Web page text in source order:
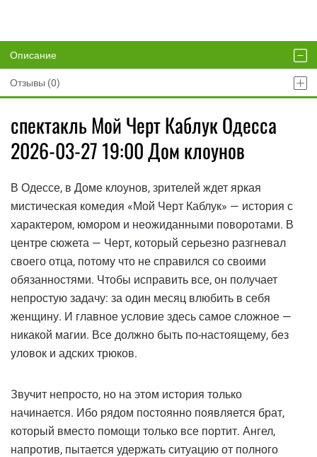
Описание
Отзывы (0)
спектакль Мой Черт Каблук Одесса
2026-03-27 19:00 Дом клоунов
В Одессе, в Доме клоунов, зрителей ждет яркая
мистическая комедия «Мой Черт Каблук» — история с
характером, юмором и неожиданными поворотами. В
центре сюжета — Черт, который серьезно разгневал
своего отца, потому что не справился со своими
обязанностями. Чтобы исправить все, он получает
непростую задачу: за один месяц влюбить в себя
женщину. И главное условие здесь самое сложное —
никакой магии. Все должно быть по-настоящему, без
уловок и адских трюков.
Звучит непросто, но на этом история только
начинается. Ибо рядом постоянно появляется брат,
который вместо помощи только все портит. Ангел,
напротив, пытается удержать ситуацию от полного